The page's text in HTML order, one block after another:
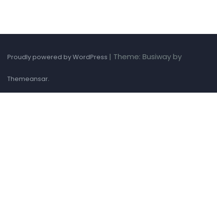
Proudly powered by WordPress | Theme: Busiway by
Themeansar.